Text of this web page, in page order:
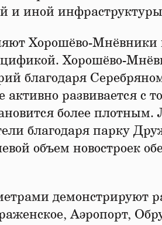
и иной
Хорошёво-
Хорошёво-
благодаря
развивается с
более
благодаря парку
объем новостроек
демонстрируют
Аэропорт,